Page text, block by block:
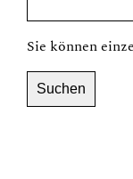
Sie können